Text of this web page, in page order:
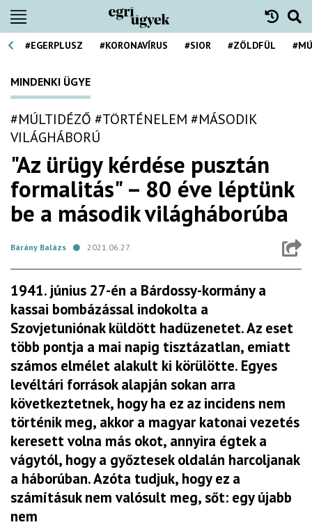
#EGERPLUSZ #KORONAVÍRUS #SIOR #ZÖLDFÜL
MINDENKI ÜGYE
#MÚLTIDÉZŐ #TÖRTÉNELEM #MÁSODIK
VILÁGHÁBORÚ
"Az ürügy kérdése pusztán
formalitás" – 80 éve léptünk
be a második világháborúba
Bárány Balázs 2021.06.27.
1941. június 27-én a Bárdossy-kormány a
kassai bombázással indokolta a
Szovjetuniónak küldött hadüzenetet. Az eset
több pontja a mai napig tisztázatlan, emiatt
számos elmélet alakult ki körülötte. Egyes
levéltári források alapján sokan arra
következtetnek, hogy ha ez az incidens nem
történik meg, akkor a magyar katonai vezetés
keresett volna más okot, annyira égtek a
vágytól, hogy a győztesek oldalán harcoljanak
a háborúban. Azóta tudjuk, hogy ez a
számításuk nem valósult meg, sőt: egy újabb
nem